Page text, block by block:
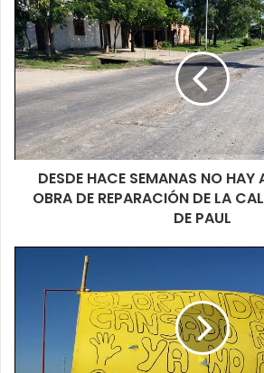
DESDE HACE SEMANAS NO HAY
OBRA DE REPARACIÓN DE LA
DE PAUL